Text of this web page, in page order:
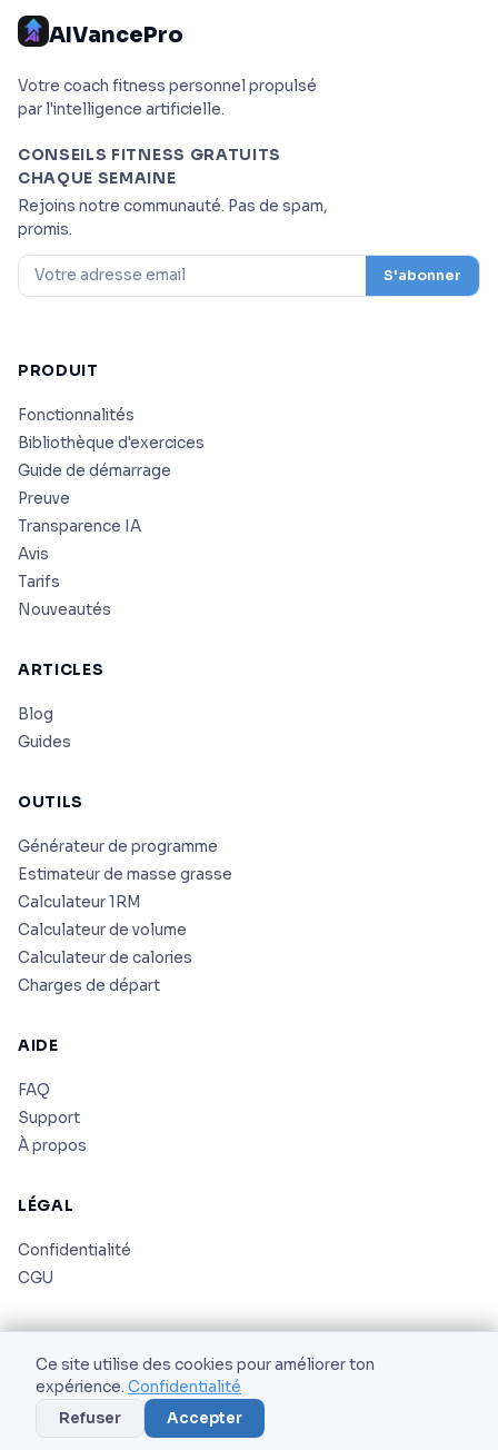
AIVancePro
Votre coach fitness personnel propulsé
par l'intelligence artificielle.
CONSEILS FITNESS GRATUITS
CHAQUE SEMAINE
Rejoins notre communauté. Pas de spam,
promis.
S'abonner
PRODUIT
Fonctionnalités
Bibliothèque d'exercices
Guide de démarrage
Preuve
Transparence IA
Avis
Tarifs
Nouveautés
ARTICLES
Blog
Guides
OUTILS
Générateur de programme
Estimateur de masse grasse
Calculateur 1RM
Calculateur de volume
Calculateur de calories
Charges de départ
AIDE
FAQ
Support
À propos
LÉGAL
Confidentialité
CGU
© 2026 AS Corporation. Tous droits réservés.
Ce site utilise des cookies pour améliorer ton
expérience. Confidentialité
Refuser
Accepter